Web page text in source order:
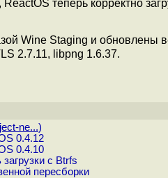
теперь корректно
Wine Staging и обновлены
2.7.11, libpng 1.6.37.
ne...)
0.4.12
0.4.10
с Btrfs
пересборки